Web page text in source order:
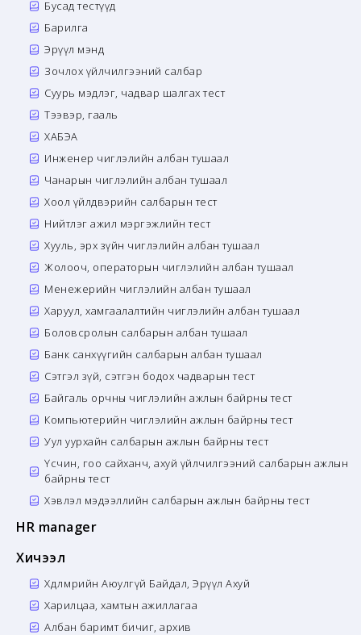
Бусад тестүүд
Барилга
Эрүүл мэнд
Зочлох үйлчилгээний салбар
Суурь мэдлэг, чадвар шалгах тест
Тээвэр, гааль
ХАБЭА
Инженер чиглэлийн албан тушаал
Чанарын чиглэлийн албан тушаал
Хоол үйлдвэрийн салбарын тест
Нийтлэг ажил мэргэжлийн тест
Хууль, эрх зүйн чиглэлийн албан тушаал
Жолооч, операторын чиглэлийн албан тушаал
Менежерийн чиглэлийн албан тушаал
Харуул, хамгаалалтийн чиглэлийн албан тушаал
Боловсролын салбарын албан тушаал
Банк санхүүгийн салбарын албан тушаал
Сэтгэл зүй, сэтгэн бодох чадварын тест
Байгаль орчны чиглэлийн ажлын байрны тест
Компьютерийн чиглэлийн ажлын байрны тест
Уул уурхайн салбарын ажлын байрны тест
Үсчин, гоо сайханч, ахуй үйлчилгээний салбарын ажлын
байрны тест
Хэвлэл мэдээллийн салбарын ажлын байрны тест
HR manager
Хичээл
Хөдөлмөрийн Аюулгүй Байдал, Эрүүл Ахуй
Харилцаа, хамтын ажиллагаа
Албан баримт бичиг, архив